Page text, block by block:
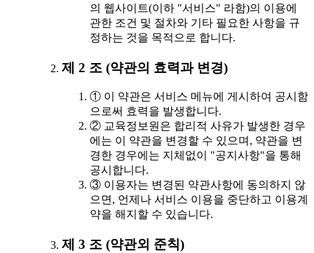
의 웹사이트(이하 "서비스" 라함)의 이용에
관한 조건 및 절차와 기타 필요한 사항을 규
정하는 것을 목적으로 합니다.
제 2 조 (약관의 효력과 변경)
① 이 약관은 서비스 메뉴에 게시하여 공시함
으로써 효력을 발생합니다.
② 교육정보원은 합리적 사유가 발생한 경우
에는 이 약관을 변경할 수 있으며, 약관을 변
경한 경우에는 지체없이 "공지사항"을 통해
공시합니다.
③ 이용자는 변경된 약관사항에 동의하지 않
으면, 언제나 서비스 이용을 중단하고 이용계
약을 해지할 수 있습니다.
제 3 조 (약관외 준칙)